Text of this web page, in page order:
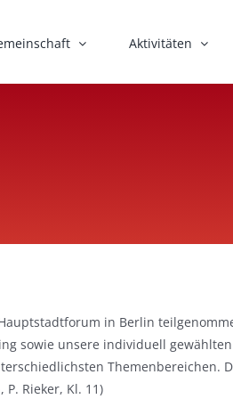
Aktivitäten
in Berlin
sowie unsere individuell
Themenbereichen.
Rieker, Kl. 11)